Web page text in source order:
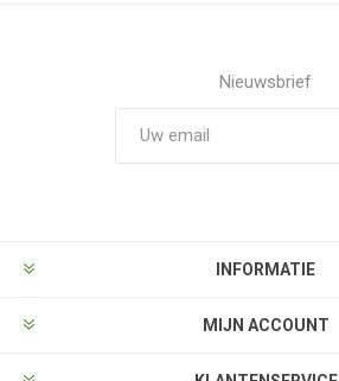
Nieuwsbrief
INFORMATIE
MIJN ACCOUNT